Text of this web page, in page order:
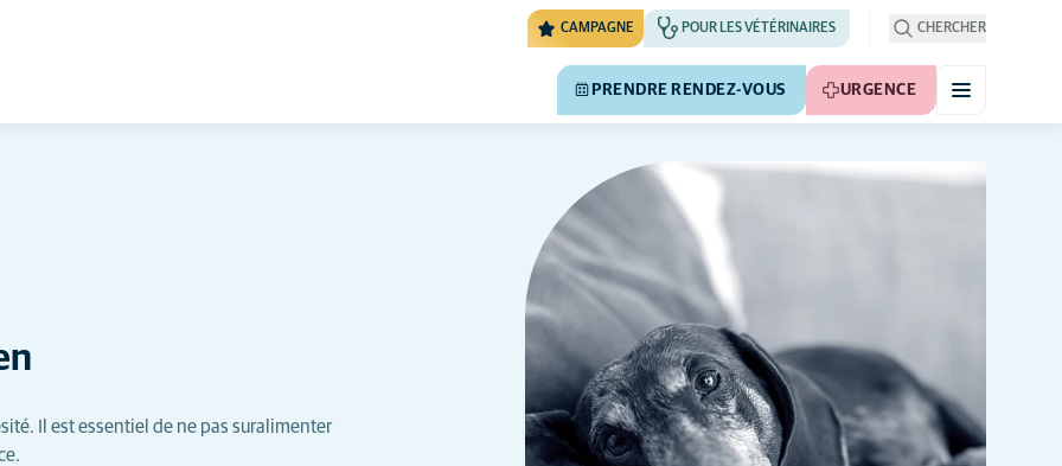
CAMPAGNE POUR LES VÉTÉRINAIRES CHERCHER
PRENDRE RENDEZ-VOUS URGENCE
Il est essentiel de ne pas suralimenter